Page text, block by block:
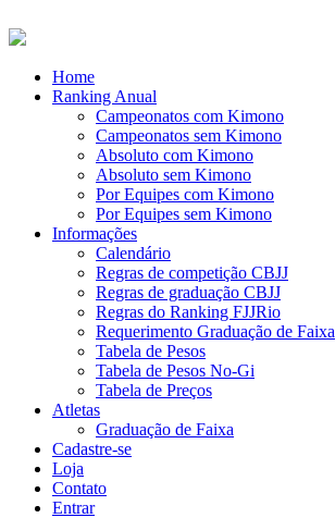
Home
Ranking Anual
Campeonatos com Kimono
Campeonatos sem Kimono
Absoluto com Kimono
Absoluto sem Kimono
Por Equipes com Kimono
Por Equipes sem Kimono
Informações
Calendário
Regras de competição CBJJ
Regras de graduação CBJJ
Regras do Ranking FJJRio
Requerimento Graduação de Faixa
Tabela de Pesos
Tabela de Pesos No-Gi
Tabela de Preços
Atletas
Graduação de Faixa
Cadastre-se
Loja
Contato
Entrar